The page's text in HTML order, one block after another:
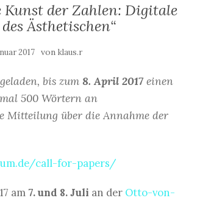
der Zahlen: Digitale
Ästhetischen“
2017 von klaus.r
bis zum 8. April 2017 einen
500 Wörtern an
Mitteilung über die Annahme der
call-for-papers/
am 7. und 8. Juli an der Otto-von-